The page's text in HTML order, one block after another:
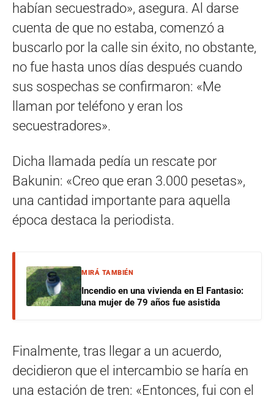
habían secuestrado», asegura. Al darse
cuenta de que no estaba, comenzó a
buscarlo por la calle sin éxito, no obstante,
no fue hasta unos días después cuando
sus sospechas se confirmaron: «Me
llaman por teléfono y eran los
secuestradores».
Dicha llamada pedía un rescate por
Bakunin: «Creo que eran 3.000 pesetas»,
una cantidad importante para aquella
época destaca la periodista.
MIRÁ TAMBIÉN
Incendio en una vivienda en El Fantasio:
una mujer de 79 años fue asistida
Finalmente, tras llegar a un acuerdo,
decidieron que el intercambio se haría en
una estación de tren: «Entonces, fui con el